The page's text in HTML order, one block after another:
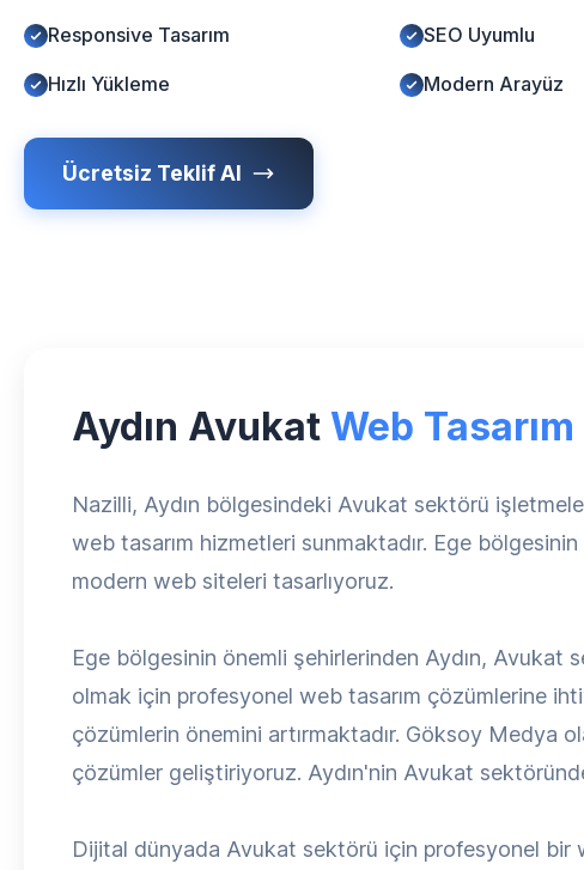
Responsive Tasarım SEO Uyumlu
Hızlı Yükleme Modern Arayüz
Ücretsiz Teklif Al
Aydın Avukat Web Tasarım
Nazilli, Aydın bölgesindeki Avukat sektörü
web tasarım hizmetleri sunmaktadır. Ege
modern web siteleri tasarlıyoruz.
Ege bölgesinin önemli şehirlerinden Aydın,
olmak için profesyonel web tasarım çözümlerine
çözümlerin önemini artırmaktadır. Göksoy Medya
çözümler geliştiriyoruz. Aydın'nin Avukat
Dijital dünyada Avukat sektörü için profesyonel bir